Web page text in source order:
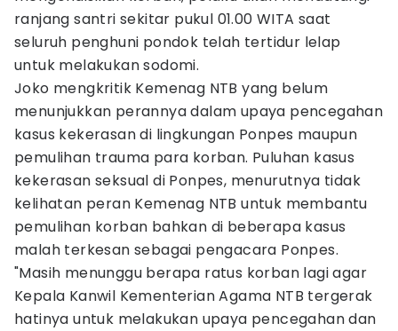
ranjang santri sekitar pukul 01.00 WITA saat
seluruh penghuni pondok telah tertidur lelap
untuk melakukan sodomi.
Joko mengkritik Kemenag NTB yang belum
menunjukkan perannya dalam upaya pencegahan
kasus kekerasan di lingkungan Ponpes maupun
pemulihan trauma para korban. Puluhan kasus
kekerasan seksual di Ponpes, menurutnya tidak
kelihatan peran Kemenag NTB untuk membantu
pemulihan korban bahkan di beberapa kasus
malah terkesan sebagai pengacara Ponpes.
"Masih menunggu berapa ratus korban lagi agar
Kepala Kanwil Kementerian Agama NTB tergerak
hatinya untuk melakukan upaya pencegahan dan